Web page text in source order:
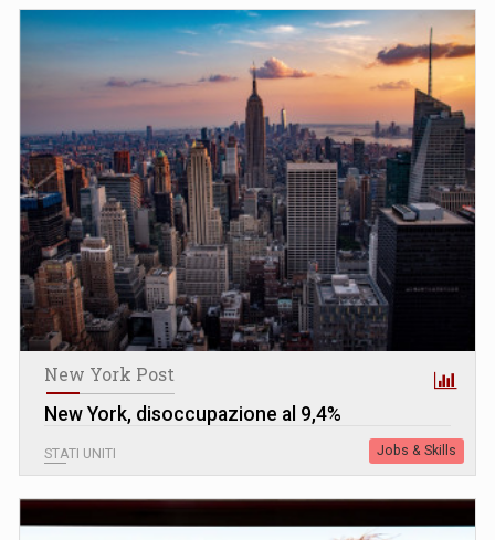
New York Post
New York, disoccupazione al 9,4%
STATI UNITI Jobs & Skills